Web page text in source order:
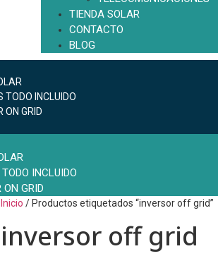
TIENDA SOLAR
CONTACTO
BLOG
TODO INCLUIDO
ON GRID
INCLUIDO
GRID
Inicio / Productos etiquetados “inversor off grid”
inversor off grid